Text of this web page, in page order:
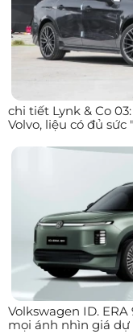
chi tiết Lynk & Co
Volvo, liệu có đủ
Volkswagen ID.
mọi ánh nhìn giá